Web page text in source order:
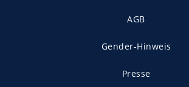
AGB
Gender-Hinweis
Presse